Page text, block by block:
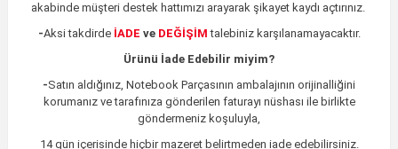
akabinde müşteri destek hattımızı arayarak şikayet kaydı açtırınız.
-Aksi takdirde İADE ve DEĞİŞİM talebiniz karşılanamayacaktır.
Ürünü İade Edebilir miyim?
-Satın aldığınız, Notebook Parçasının ambalajının orijinalliğini
korumanız ve tarafınıza gönderilen faturayı nüshası ile birlikte
göndermeniz koşuluyla,
14 gün içerisinde hiçbir mazeret belirtmeden iade edebilirsiniz.